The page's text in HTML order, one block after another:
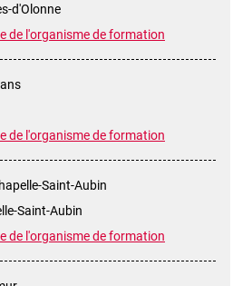
d'Olonne
de l'organisme de formation
de l'organisme de formation
Saint-Aubin
Saint-Aubin
de l'organisme de formation